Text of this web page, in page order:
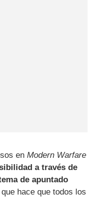
enModern Warfare
a través de
de apuntado
que hace que todos los